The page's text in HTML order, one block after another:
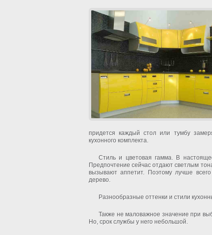
придется каждый стол или тумбу
кухонного комплекта.
Стиль и цветовая гамма. В
Предпочтение сейчас отдают светлым
вызывают аппетит. Поэтому лучше
дерево.
Разнообразные оттенки и стили
Также не маловажное значение при
Но, срок службы у него небольшой.